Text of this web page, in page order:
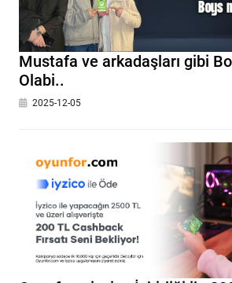
Mustafa ve arkadaşları gibi
Olabi..
2025-12-05